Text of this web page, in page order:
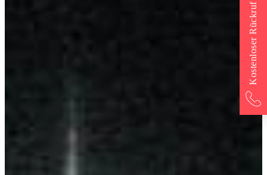
Kostenloser Rückruf